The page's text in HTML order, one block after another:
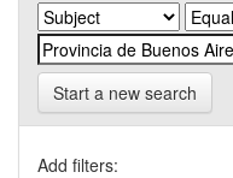
Start a new search
Add filters: